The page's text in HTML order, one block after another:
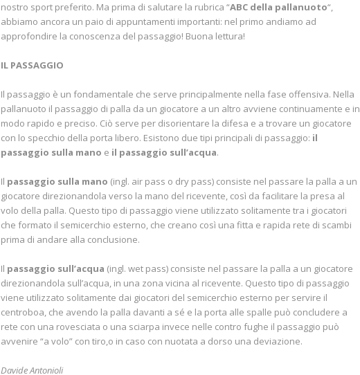
nostro sport preferito. Ma prima di salutare la rubrica “ABC della pallanuoto“,
abbiamo ancora un paio di appuntamenti importanti: nel primo andiamo ad
approfondire la conoscenza del passaggio! Buona lettura!
IL PASSAGGIO
Il passaggio è un fondamentale che serve principalmente nella fase offensiva. Nella
pallanuoto il passaggio di palla da un giocatore a un altro avviene continuamente e in
modo rapido e preciso. Ciò serve per disorientare la difesa e a trovare un giocatore
con lo specchio della porta libero. Esistono due tipi principali di passaggio: il
passaggio sulla mano e il passaggio sull’acqua.
Il passaggio sulla mano (ingl. air pass o dry pass) consiste nel passare la palla a un
giocatore direzionandola verso la mano del ricevente, così da facilitare la presa al
volo della palla. Questo tipo di passaggio viene utilizzato solitamente tra i giocatori
che formato il semicerchio esterno, che creano così una fitta e rapida rete di scambi
prima di andare alla conclusione.
Il passaggio sull’acqua (ingl. wet pass) consiste nel passare la palla a un giocatore
direzionandola sull’acqua, in una zona vicina al ricevente. Questo tipo di passaggio
viene utilizzato solitamente dai giocatori del semicerchio esterno per servire il
centroboa, che avendo la palla davanti a sé e la porta alle spalle può concludere a
rete con una rovesciata o una sciarpa invece nelle contro fughe il passaggio può
avvenire “a volo” con tiro,o in caso con nuotata a dorso una deviazione.
Davide Antonioli